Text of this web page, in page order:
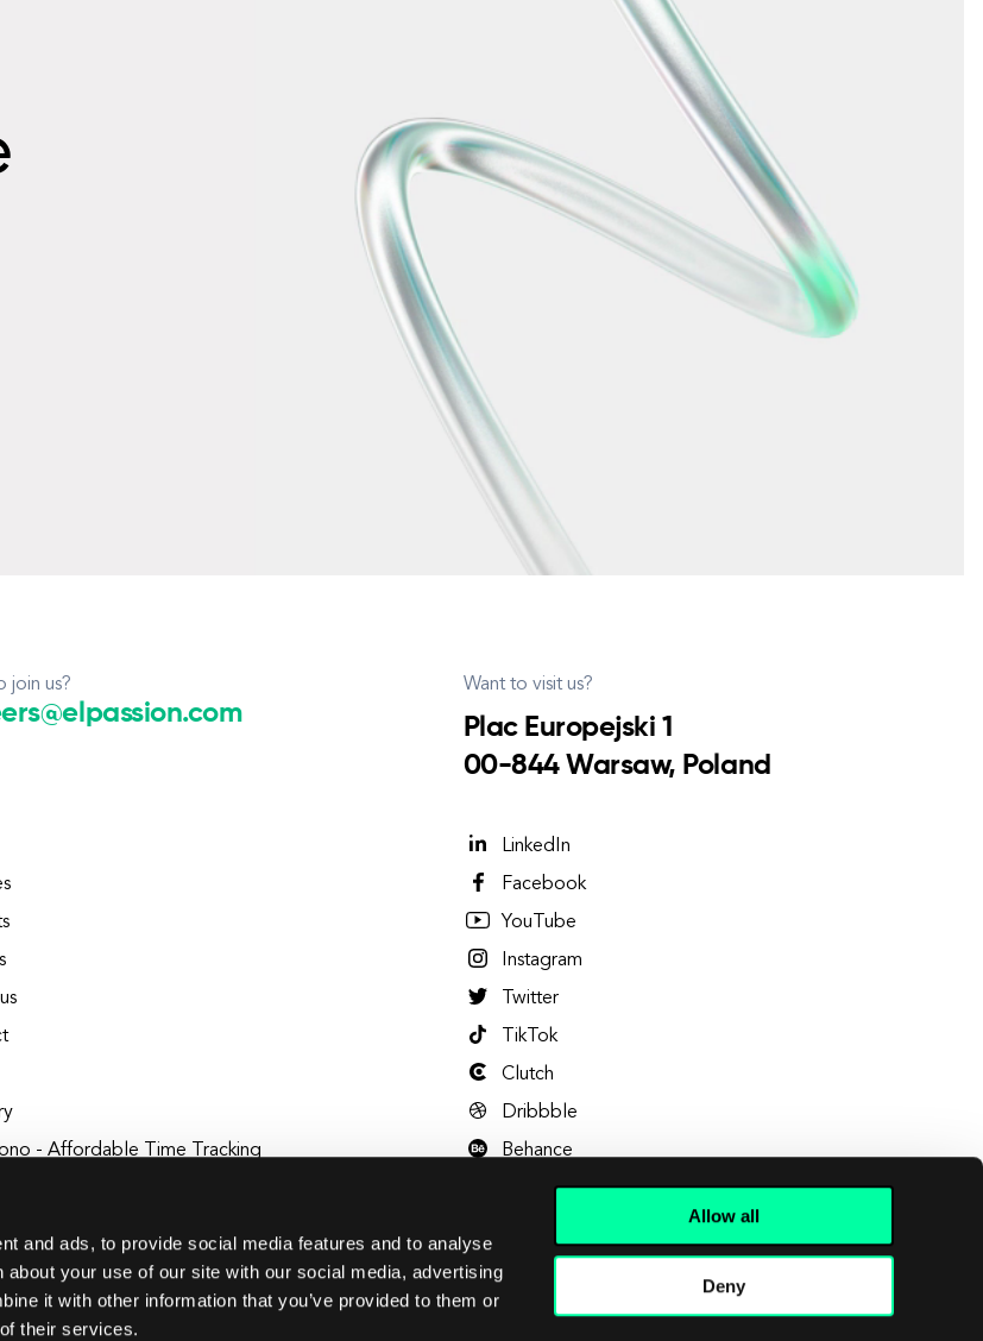
and ads, to provide social media features and to analyse
your use of our site with our social media, advertising
it with other information that you’ve provided to them or
their services.
Allow all
Deny
join us? Want to visit us?
Plac Europejski 1
00-844 Warsaw, Poland
- Affordable Time Tracking
LinkedIn
Facebook
YouTube
Instagram
Twitter
TikTok
Clutch
Dribbble
Behance